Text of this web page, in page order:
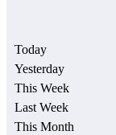
Today
Yesterday
This Week
Last Week
This Month